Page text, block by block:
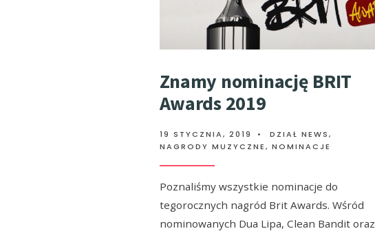
Znamy nominację BRIT
Awards 2019
19 STYCZNIA, 2019 • DZIAŁ NEWS,
NAGRODY MUZYCZNE, NOMINACJE
Poznaliśmy wszystkie nominacje do
tegorocznych nagród Brit Awards. Wśród
nominowanych Dua Lipa, Clean Bandit oraz